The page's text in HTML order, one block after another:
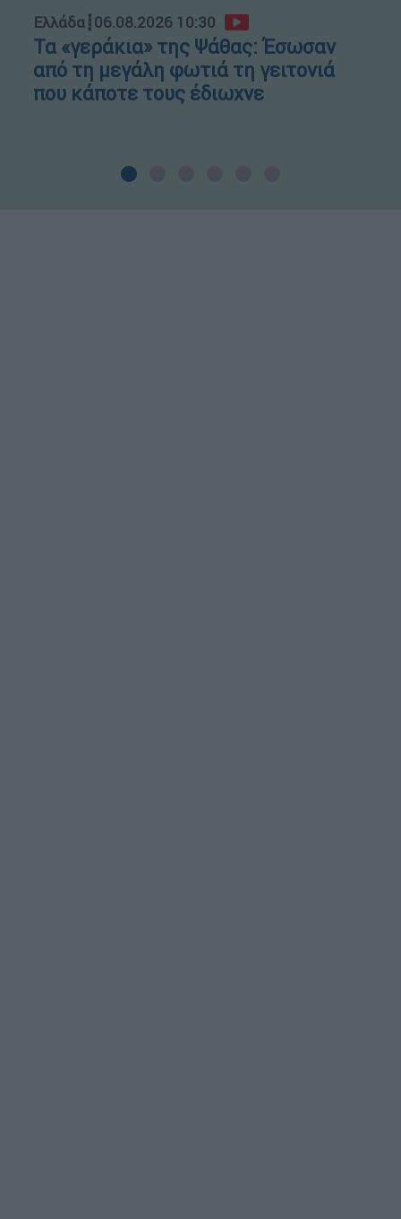
Ελλάδα┋06.08.2026 10:30
Τα «γεράκια» της Ψάθας: Έσωσαν
από τη μεγάλη φωτιά τη γειτονιά
που κάποτε τους έδιωχνε